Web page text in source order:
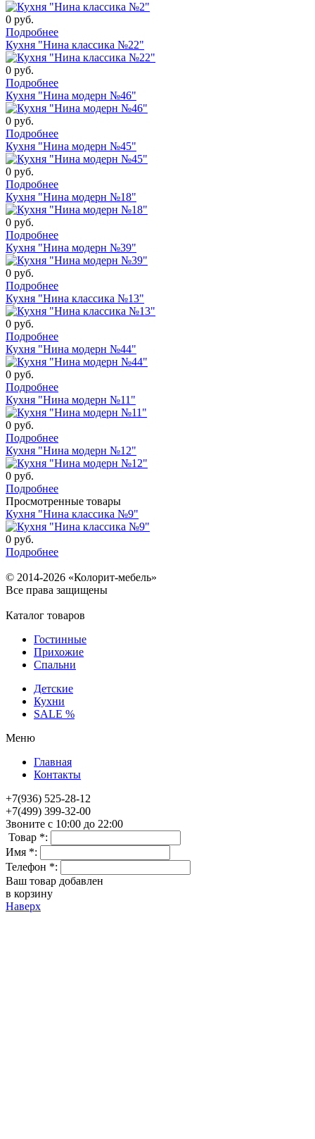
0 руб.
Подробнее
Кухня "Нина классика №22"
0 руб.
Подробнее
Кухня "Нина модерн №46"
0 руб.
Подробнее
Кухня "Нина модерн №45"
0 руб.
Подробнее
Кухня "Нина модерн №18"
0 руб.
Подробнее
Кухня "Нина модерн №39"
0 руб.
Подробнее
Кухня "Нина классика №13"
0 руб.
Подробнее
Кухня "Нина модерн №44"
0 руб.
Подробнее
Кухня "Нина модерн №11"
0 руб.
Подробнее
Кухня "Нина модерн №12"
0 руб.
Подробнее
Просмотренные товары
Кухня "Нина классика №9"
0 руб.
Подробнее
© 2014-2026 «Колорит-мебель»
Все права защищены
Каталог товаров
Гостинные
Прихожие
Спальни
Детские
Кухни
SALE %
Меню
Главная
Контакты
+7(936) 525-28-12
+7(499) 399-32-00
Звоните с 10:00 до 22:00
Товар *:
Имя *:
Телефон *:
Ваш товар добавлен
в корзину
Наверх